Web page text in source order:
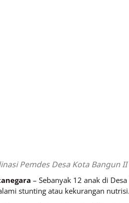
Pemdes Desa Kota Bangun
– Sebanyak 12 anak di
stunting atau kekurangan